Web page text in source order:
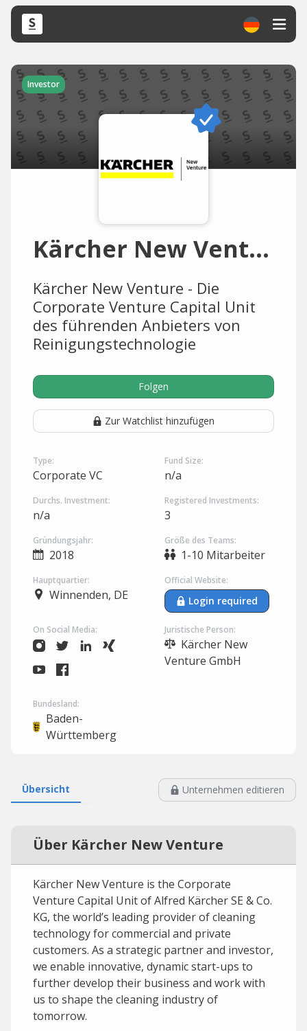
Investor
Kärcher New Venture
Kärcher New Venture - Die
Corporate Venture Capital Unit
des führenden Anbieters von
Reinigungstechnologie
Folgen
Zur Watchlist hinzufügen
Type:
Corporate VC
Fund Size:
n/a
Durchs. Investment:
n/a
Registered Investments:
3
Gründungsjahr:
2018
Größe des Teams:
1-10 Mitarbeiter
Hauptquartier:
Winnenden, DE
Official Website:
Login required
On Social Media: Juristische Person:
Kärcher New
Venture GmbH
Bundesland:
Baden-
Württemberg
Übersicht Unternehmen editieren
Über Kärcher New Venture
Kärcher New Venture is the Corporate
Venture Capital Unit of Alfred Kärcher SE & Co.
KG, the world’s leading provider of cleaning
technology for commercial and private
customers. As a strategic partner and investor,
we enable innovative, dynamic start-ups to
further develop their business and work with
us to shape the cleaning industry of
tomorrow.